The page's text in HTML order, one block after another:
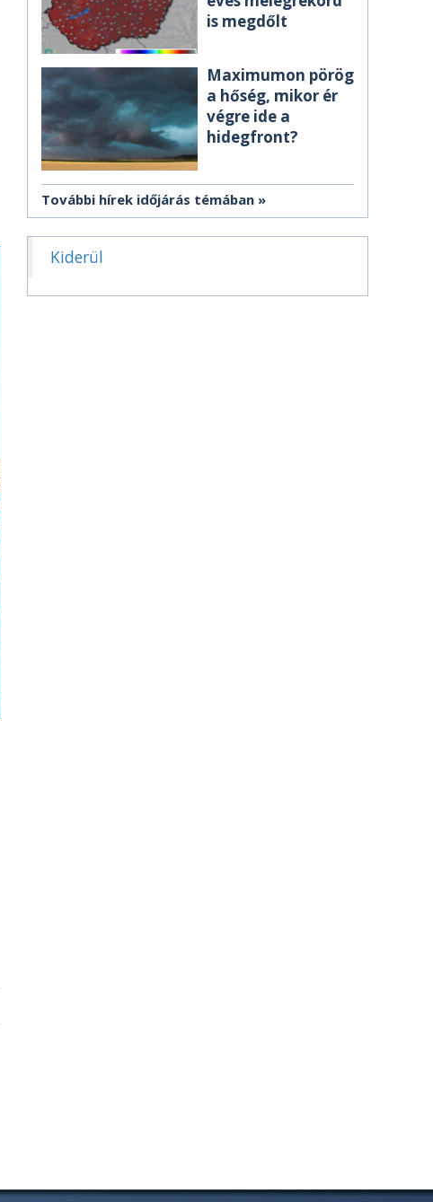
is megdőlt
Maximumon pörög
a hőség, mikor ér
végre ide a
hidegfront?
További hírek időjárás témában
Kiderül